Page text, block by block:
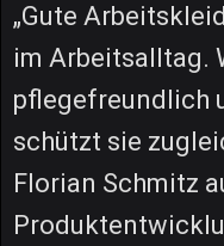
„Gute
im Arbeitsalltag.
pflegefreundlich
schützt sie
Florian Schmitz